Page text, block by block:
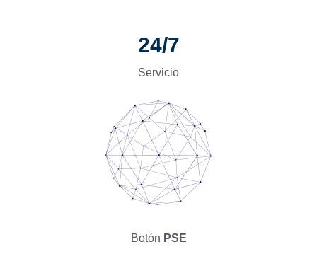
24/7
Servicio
Botón PSE